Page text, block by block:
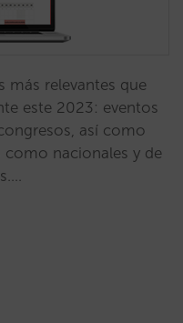
más relevantes que
este 2023: eventos
así como
como nacionales y de